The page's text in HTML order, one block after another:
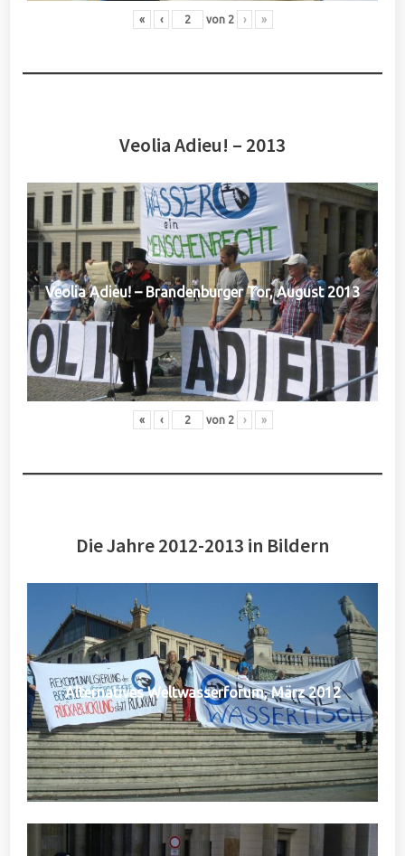
« ‹ von 2 › »
Veolia Adieu! – 2013
Veolia Adieu! – Brandenburger Tor, August 2013
« ‹ von 2 › »
Die Jahre 2012-2013 in Bildern
Alternatives Weltwasserforum, März 2012